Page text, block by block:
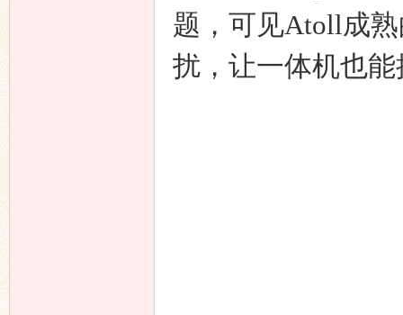
题，可见Atoll成
扰，让一体机也